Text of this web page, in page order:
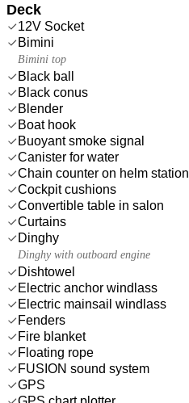
Deck
12V Socket
Bimini
Bimini top
Black ball
Black conus
Blender
Boat hook
Buoyant smoke signal
Canister for water
Chain counter on helm station
Cockpit cushions
Convertible table in salon
Curtains
Dinghy
Dinghy with outboard engine
Dishtowel
Electric anchor windlass
Electric mainsail windlass
Fenders
Fire blanket
Floating rope
FUSION sound system
GPS